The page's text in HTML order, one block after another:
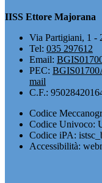
IISS Ettore Majorana
Via Partigiani, 1 -
Tel: 035 297612
Email:
PEC:
mail
C.F.:
Codice
Codice Univoco:
Codice iPA:
Accessibilità: